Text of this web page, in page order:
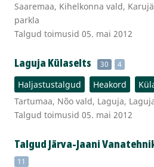
Saaremaa, Kihelkonna vald,
parkla
Talgud toimusid 05. mai 2012
Laguja Külaselts 30 4
Haljastustalgud Heakord
Tartumaa, Nõo vald, Laguja,
Talgud toimusid 05. mai 2012
Talgud Järva-Jaani
11